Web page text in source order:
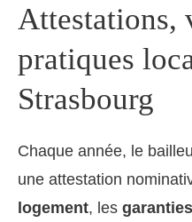
Attestations,
pratiques
Strasbourg
Chaque année, le
une attestation
logement, les garanties